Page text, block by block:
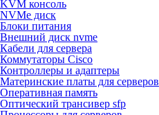
KVM консоль
NVMe диск
Блоки питания
Внешний диск nvme
Кабели для сервера
Коммутаторы Cisco
Контроллеры и адаптеры
Материнские платы для серверов
Оперативная память
Оптический трансивер sfp